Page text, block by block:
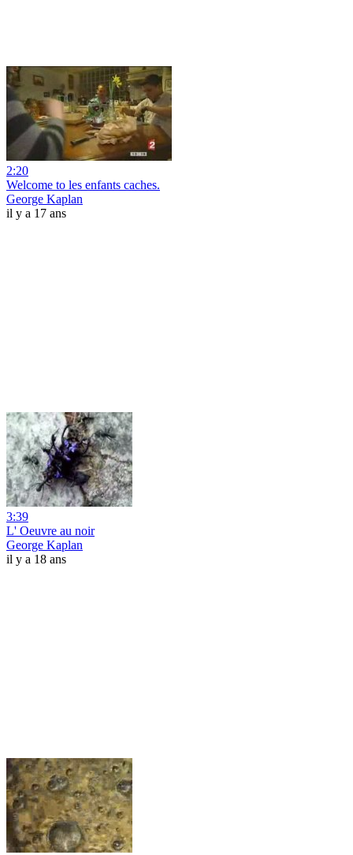
2:20
Welcome to les enfants caches.
George Kaplan
il y a 17 ans
3:39
L' Oeuvre au noir
George Kaplan
il y a 18 ans